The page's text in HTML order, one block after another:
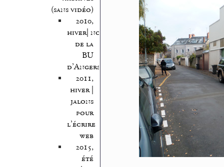
(sans vidéo)
2010,
hiver| nocturnes
de la
BU
d’Angers
2011,
hiver |
jalons
pour
l’écrire
web
2015,
été